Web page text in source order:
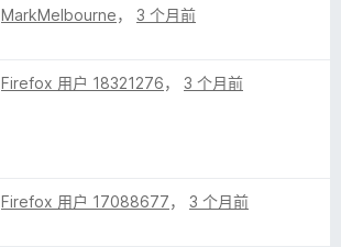
MarkMelbourne， 3 个月前
Firefox 用户 18321276， 3 个月前
Firefox 用户 17088677， 3 个月前